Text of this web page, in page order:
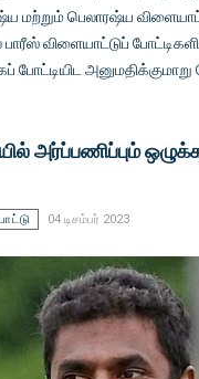
மற்றும் பெலாரஷ்ய
விளையாட்டுப்
போட்டியிட
அர்ப்பணிப்பும்
04 டிசம்பர் 2023